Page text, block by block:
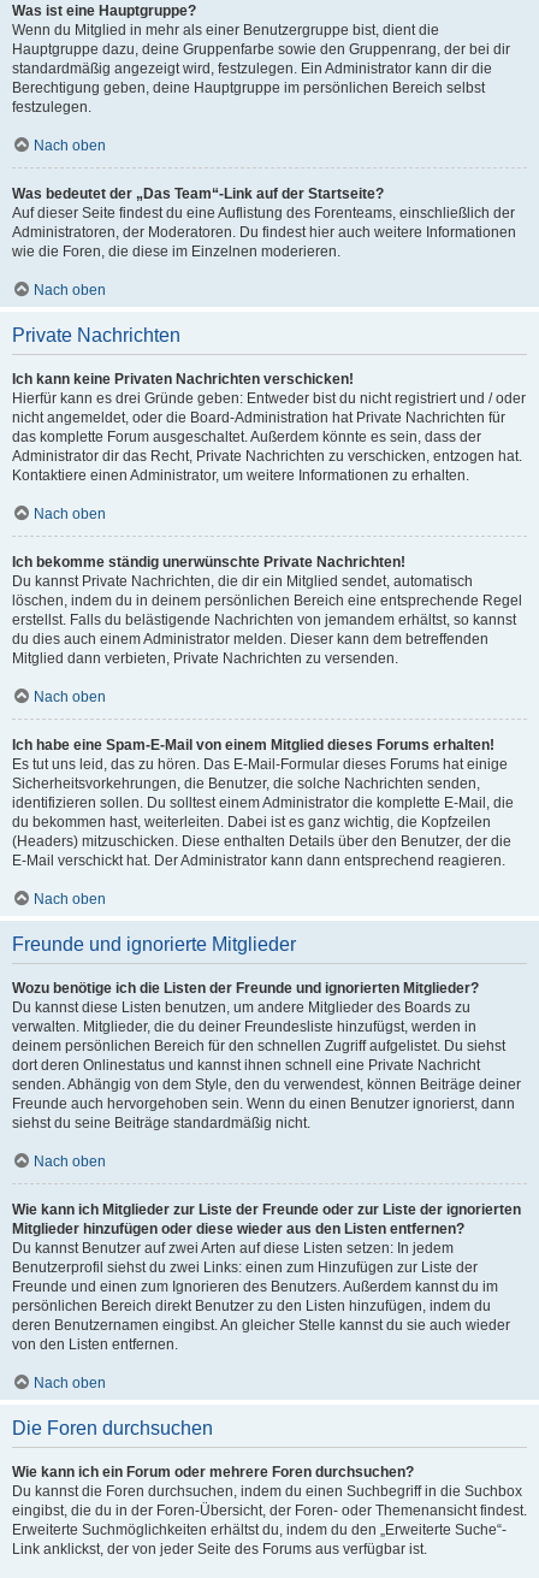
Was ist eine Hauptgruppe?
Wenn du Mitglied in mehr als einer Benutzergruppe bist, dient die
Hauptgruppe dazu, deine Gruppenfarbe sowie den Gruppenrang, der bei dir
standardmäßig angezeigt wird, festzulegen. Ein Administrator kann dir die
Berechtigung geben, deine Hauptgruppe im persönlichen Bereich selbst
festzulegen.
Nach oben
Was bedeutet der „Das Team“-Link auf der Startseite?
Auf dieser Seite findest du eine Auflistung des Forenteams, einschließlich der
Administratoren, der Moderatoren. Du findest hier auch weitere Informationen
wie die Foren, die diese im Einzelnen moderieren.
Nach oben
Private Nachrichten
Ich kann keine Privaten Nachrichten verschicken!
Hierfür kann es drei Gründe geben: Entweder bist du nicht registriert und / oder
nicht angemeldet, oder die Board-Administration hat Private Nachrichten für
das komplette Forum ausgeschaltet. Außerdem könnte es sein, dass der
Administrator dir das Recht, Private Nachrichten zu verschicken, entzogen hat.
Kontaktiere einen Administrator, um weitere Informationen zu erhalten.
Nach oben
Ich bekomme ständig unerwünschte Private Nachrichten!
Du kannst Private Nachrichten, die dir ein Mitglied sendet, automatisch
löschen, indem du in deinem persönlichen Bereich eine entsprechende Regel
erstellst. Falls du belästigende Nachrichten von jemandem erhältst, so kannst
du dies auch einem Administrator melden. Dieser kann dem betreffenden
Mitglied dann verbieten, Private Nachrichten zu versenden.
Nach oben
Ich habe eine Spam-E-Mail von einem Mitglied dieses Forums erhalten!
Es tut uns leid, das zu hören. Das E-Mail-Formular dieses Forums hat einige
Sicherheitsvorkehrungen, die Benutzer, die solche Nachrichten senden,
identifizieren sollen. Du solltest einem Administrator die komplette E-Mail, die
du bekommen hast, weiterleiten. Dabei ist es ganz wichtig, die Kopfzeilen
(Headers) mitzuschicken. Diese enthalten Details über den Benutzer, der die
E-Mail verschickt hat. Der Administrator kann dann entsprechend reagieren.
Nach oben
Freunde und ignorierte Mitglieder
Wozu benötige ich die Listen der Freunde und ignorierten Mitglieder?
Du kannst diese Listen benutzen, um andere Mitglieder des Boards zu
verwalten. Mitglieder, die du deiner Freundesliste hinzufügst, werden in
deinem persönlichen Bereich für den schnellen Zugriff aufgelistet. Du siehst
dort deren Onlinestatus und kannst ihnen schnell eine Private Nachricht
senden. Abhängig von dem Style, den du verwendest, können Beiträge deiner
Freunde auch hervorgehoben sein. Wenn du einen Benutzer ignorierst, dann
siehst du seine Beiträge standardmäßig nicht.
Nach oben
Wie kann ich Mitglieder zur Liste der Freunde oder zur Liste der ignorierten
Mitglieder hinzufügen oder diese wieder aus den Listen entfernen?
Du kannst Benutzer auf zwei Arten auf diese Listen setzen: In jedem
Benutzerprofil siehst du zwei Links: einen zum Hinzufügen zur Liste der
Freunde und einen zum Ignorieren des Benutzers. Außerdem kannst du im
persönlichen Bereich direkt Benutzer zu den Listen hinzufügen, indem du
deren Benutzernamen eingibst. An gleicher Stelle kannst du sie auch wieder
von den Listen entfernen.
Nach oben
Die Foren durchsuchen
Wie kann ich ein Forum oder mehrere Foren durchsuchen?
Du kannst die Foren durchsuchen, indem du einen Suchbegriff in die Suchbox
eingibst, die du in der Foren-Übersicht, der Foren- oder Themenansicht findest.
Erweiterte Suchmöglichkeiten erhältst du, indem du den „Erweiterte Suche“-
Link anklickst, der von jeder Seite des Forums aus verfügbar ist.